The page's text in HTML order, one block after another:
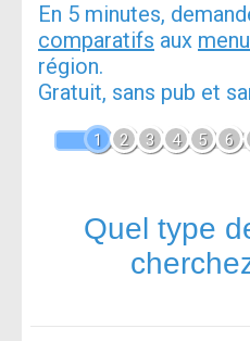
En 5 minutes,
comparatifs aux
région.
Gratuit, sans pub et
1 2 3 4 5 6
Quel type